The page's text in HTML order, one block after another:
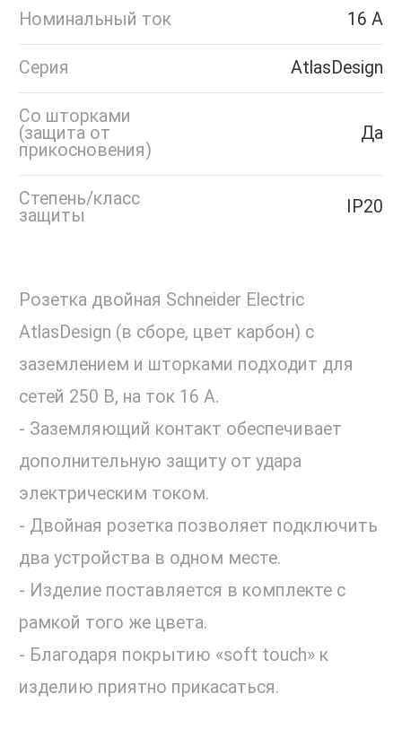
Номинальный ток 16 А
Серия AtlasDesign
Со шторками
(защита от
прикосновения)
Да
Степень/класс
защиты
IP20
Розетка двойная Schneider Electric
AtlasDesign (в сборе, цвет карбон) с
заземлением и шторками подходит для
сетей 250 В, на ток 16 А.
- Заземляющий контакт обеспечивает
дополнительную защиту от удара
электрическим током.
- Двойная розетка позволяет подключить
два устройства в одном месте.
- Изделие поставляется в комплекте с
рамкой того же цвета.
- Благодаря покрытию «soft touch» к
изделию приятно прикасаться.